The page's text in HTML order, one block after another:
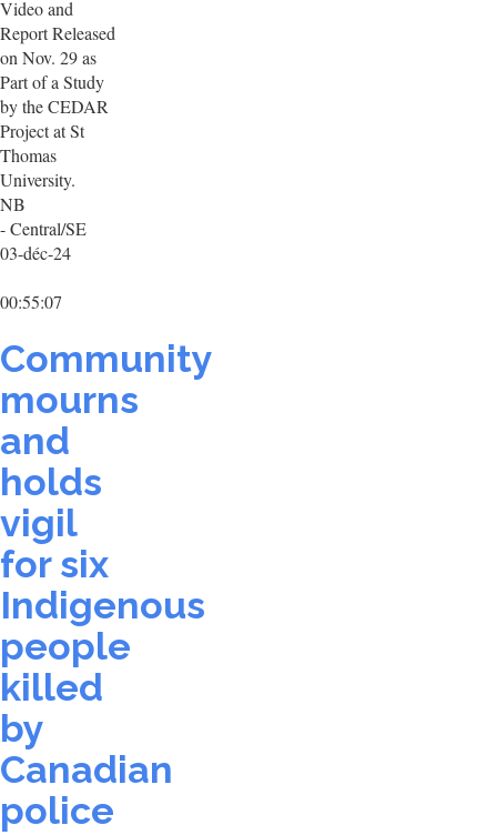
Video and
Report Released
on Nov. 29 as
Part of a Study
by the CEDAR
Project at St
Thomas
University.
NB
- Central/SE
03-déc-24
00:55:07
Community
mourns
and
holds
vigil
for six
Indigenous
people
killed
by
Canadian
police